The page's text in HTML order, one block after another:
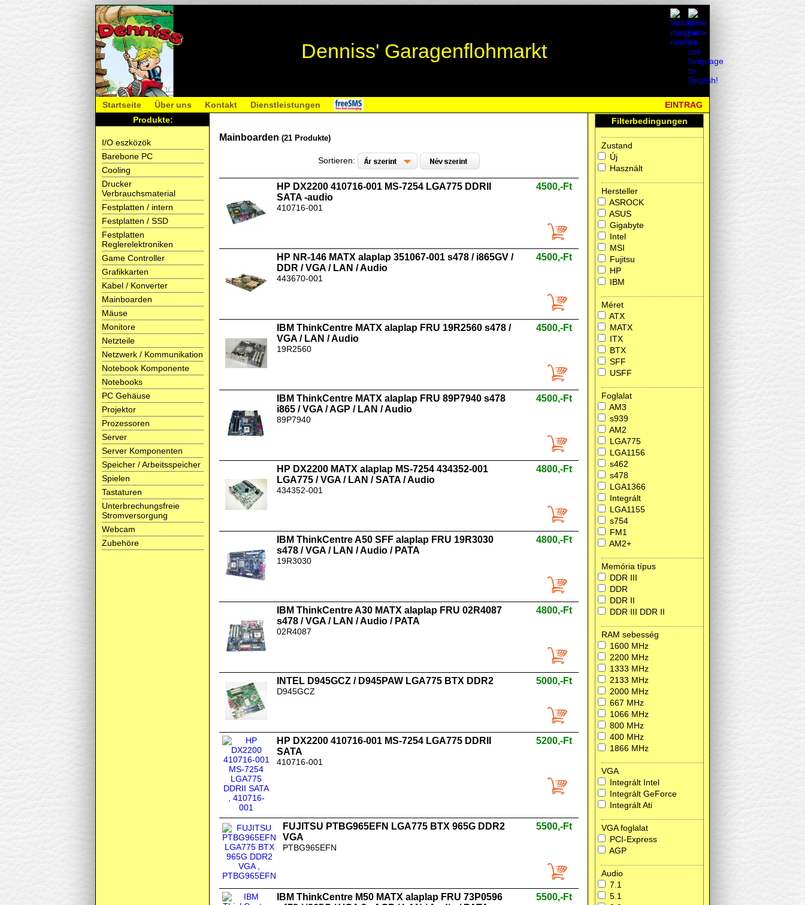
Denniss' Garagenflohmarkt
Startseite Über uns Kontakt Dienstleistungen
EINTRAG
Produkte:
I/O eszközök
Barebone PC
Cooling
Drucker
Verbrauchsmaterial
Festplatten / intern
Festplatten / SSD
Festplatten
Reglerelektroniken
Game Controller
Grafikkarten
Kabel / Konverter
Mainboarden
Mäuse
Monitore
Netzteile
Netzwerk / Kommunikation
Notebook Komponente
Notebooks
PC Gehäuse
Projektor
Prozessoren
Server
Server Komponenten
Speicher / Arbeitsspeicher
Spielen
Tastaturen
Unterbrechungsfreie
Stromversorgung
Webcam
Zubehöre
Mainboarden (21 Produkte)
Sortieren:
HP DX2200 410716-001 MS-7254 LGA775 DDRII
SATA -audio
410716-001
4500,-Ft
HP NR-146 MATX alaplap 351067-001 s478 / i865GV /
DDR / VGA / LAN / Audio
443670-001
4500,-Ft
IBM ThinkCentre MATX alaplap FRU 19R2560 s478 /
VGA / LAN / Audio
19R2560
4500,-Ft
IBM ThinkCentre MATX alaplap FRU 89P7940 s478
i865 / VGA / AGP / LAN / Audio
89P7940
4500,-Ft
HP DX2200 MATX alaplap MS-7254 434352-001
LGA775 / VGA / LAN / SATA / Audio
434352-001
4800,-Ft
IBM ThinkCentre A50 SFF alaplap FRU 19R3030
s478 / VGA / LAN / Audio / PATA
19R3030
4800,-Ft
IBM ThinkCentre A30 MATX alaplap FRU 02R4087
s478 / VGA / LAN / Audio / PATA
02R4087
4800,-Ft
INTEL D945GCZ / D945PAW LGA775 BTX DDR2
D945GCZ
5000,-Ft
HP DX2200 410716-001 MS-7254 LGA775 DDRII
SATA
410716-001
5200,-Ft
FUJITSU PTBG965EFN LGA775 BTX 965G DDR2
VGA
PTBG965EFN
5500,-Ft
IBM ThinkCentre M50 MATX alaplap FRU 73P0596
5500,-Ft
Filterbedingungen
Zustand
Új
Használt
Hersteller
ASROCK
ASUS
Gigabyte
Intel
MSI
Fujitsu
HP
IBM
Méret
ATX
MATX
ITX
BTX
SFF
USFF
Foglalat
AM3
s939
AM2
LGA775
LGA1156
s462
s478
LGA1366
Integrált
LGA1155
s754
FM1
AM2+
Memória típus
DDR III
DDR
DDR II
DDR III DDR II
RAM sebesség
1600 MHz
2200 MHz
1333 MHz
2133 MHz
2000 MHz
667 MHz
1066 MHz
800 MHz
400 MHz
1866 MHz
VGA
Integrált Intel
Integrált GeForce
Integrált Ati
VGA foglalat
PCI-Express
AGP
Audio
7.1
5.1